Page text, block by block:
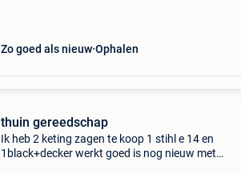
Zo goed als nieuw Ophalen
thuin gereedschap
Ik heb 2 keting zagen te koop 1 stihl e 14 en
1black+decker werkt goed is nog nieuw met